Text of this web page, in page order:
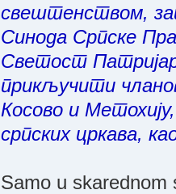
свештенством,
Синода Српске
Светост
прикључити
Косово и
српских цркава,
Samo u skarednom